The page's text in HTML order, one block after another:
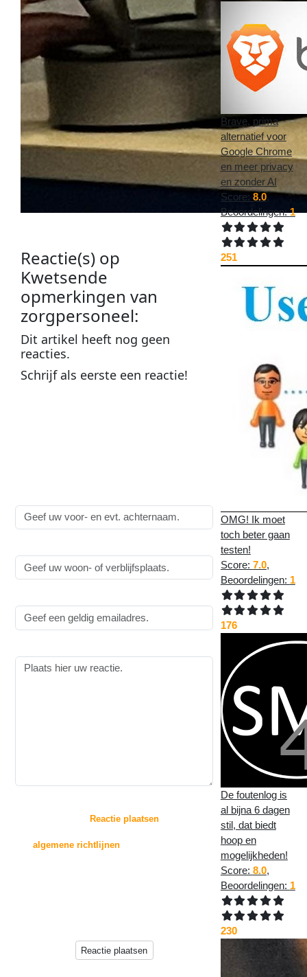
Reactie(s) op
Kwetsende
opmerkingen van
zorgpersoneel:
Ditartikel heeft nog geen
reacties.
Schrijf als eerste een reactie!
Reactie plaatsen
algemene richtlijnenvoor het plaatsen van
Reactie plaatsen
Brave, prima
alternatief voor
Google Chrome
en meer privacy
en zonder AI
Score: 8.0,
Beoordelingen:1
251
OMG! Ik moet
toch beter gaan
testen!
Score: 7.0,
Beoordelingen: 1
176
De foutenlog is
al bijna 6 dagen
stil, dat biedt
hoop en
mogelijkheden!
Score: 8.0,
Beoordelingen: 1
230